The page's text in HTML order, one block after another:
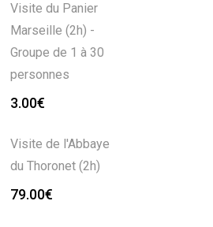
Visite du Panier
Marseille (2h) -
Groupe de 1 à 30
personnes
3.00€
Visite de l'Abbaye
du Thoronet (2h)
79.00€